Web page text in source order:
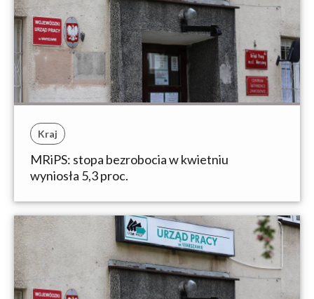
Kraj
MRiPS: stopa bezrobocia w kwietniu
wyniosła 5,3 proc.